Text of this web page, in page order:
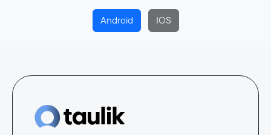
Android IOS